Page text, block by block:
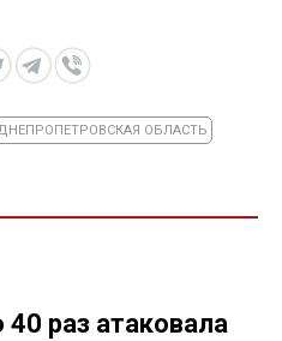
ОБЛАСТЬ
раз атаковала